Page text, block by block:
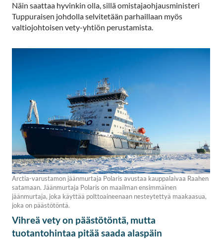
Näin saattaa hyvinkin olla, sillä omistajaohjausministeri
Tuppuraisen johdolla selvitetään parhaillaan myös
valtiojohtoisen vety-yhtiön perustamista.
Arctia-varustamon jäänmurtaja Polaris avustaa kauppalaivaa Raahen
satamaan. Jäänmurtaja Polaris on maailman ensimmäinen
jäänmurtaja, joka käyttää polttoaineenaan nesteytettyä maakaasua,
joka on päästötöntä.
Vihreä vety on päästötöntä, mutta
tuotantohintaa pitää saada alaspäin